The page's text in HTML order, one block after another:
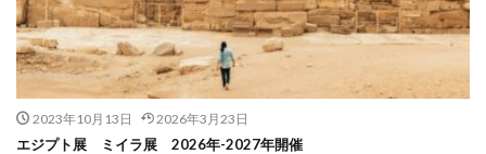
2023年10月13日 2026年3月23日
エジプト展 ミイラ展 2026年-2027年開催